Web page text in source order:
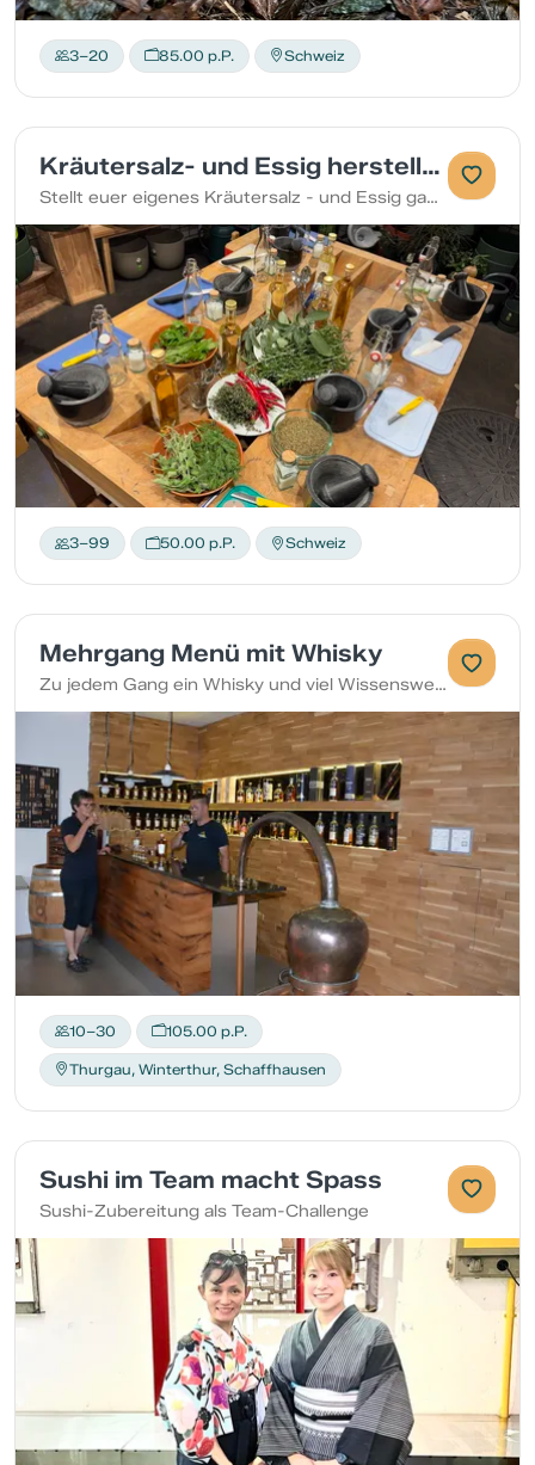
3–20 85.00 p.P. Schweiz
Kräutersalz- und Essig herstellen
Stellt euer eigenes Kräutersalz - und Essig ganz nach euren Gusto her
3–99 50.00 p.P. Schweiz
Mehrgang Menü mit Whisky
Zu jedem Gang ein Whisky und viel Wissenswertes!
10–30 105.00 p.P.
Thurgau, Winterthur, Schaffhausen
Sushi im Team macht Spass
Sushi-Zubereitung als Team-Challenge